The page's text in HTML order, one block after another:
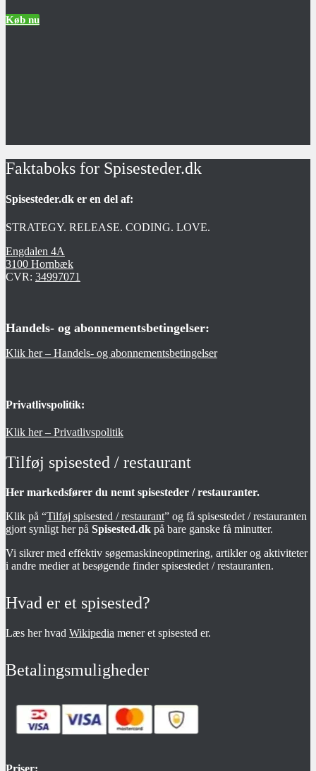
Køb nu
Faktaboks for Spisesteder.dk
Spisesteder.dk er en del af:
STRATEGY. RELEASE. CODING. LOVE.
Engdalen 4A
3100 Hornbæk
CVR: 34997071
Handels- og abonnementsbetingelser:
Klik her – Handels- og abonnementsbetingelser
Privatlivspolitik:
Klik her – Privatlivspolitik
Tilføj spisested / restaurant
Her markedsfører du nemt spisesteder / restauranter.
Klik på “Tilføj spisested / restaurant” og få spisestedet / restauranten
gjort synligt her på Spisested.dk på bare ganske få minutter.
Vi sikrer med effektiv søgemaskineoptimering, artikler og aktiviteter
i andre medier at besøgende finder spisestedet / restauranten.
Hvad er et spisested?
Læs her hvad Wikipedia mener et spisested er.
Betalingsmuligheder
Priser: